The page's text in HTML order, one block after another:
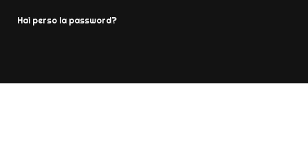
Hai perso la password?